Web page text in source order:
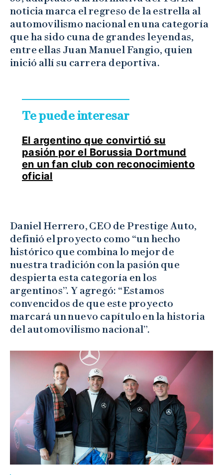
noticia marca el regreso de la estrella al
automovilismo nacional en una categoría
que ha sido cuna de grandes leyendas,
entre ellas Juan Manuel Fangio, quien
inició allí su carrera deportiva.
Te puede interesar
El argentino que convirtió su
pasión por el Borussia Dortmund
en un fan club con reconocimiento
oficial
Daniel Herrero, CEO de Prestige Auto,
definió el proyecto como “un hecho
histórico que combina lo mejor de
nuestra tradición con la pasión que
despierta esta categoría en los
argentinos”. Y agregó: “Estamos
convencidos de que este proyecto
marcará un nuevo capítulo en la historia
del automovilismo nacional”.